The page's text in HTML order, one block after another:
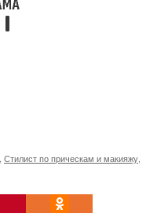
Стилист по прическам и макияжу